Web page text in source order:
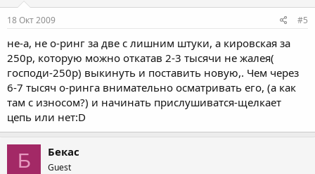
18 Окт 2009 #5
не-а, не о-ринг за две с лишним штуки, а кировская за
250р, которую можно откатав 2-3 тысячи не жалея(
господи-250р) выкинуть и поставить новую,. Чем через
6-7 тысяч о-ринга внимательно осматривать его, (а как
там с износом?) и начинать прислушиватся-щелкает
цепь или нет:D
Б Бекас
Guest